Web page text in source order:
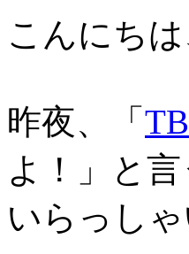
こんにちは
昨夜、「
よ！」と言
いらっし